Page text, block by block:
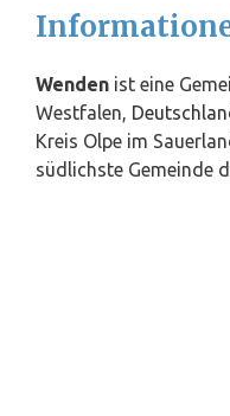
Wenden ist eine
Westfalen,
Kreis Olpe im
südlichste Gemeinde